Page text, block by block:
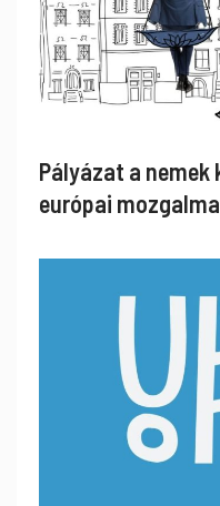
Pályázat a
európai